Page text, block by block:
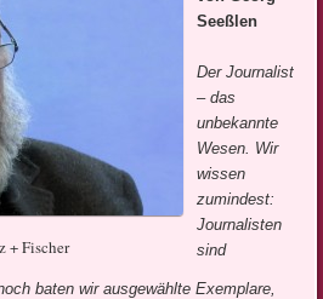
+ Fischer
Seeßlen
Der Journalist
– das
unbekannte
Wesen. Wir
wissen
zumindest:
Journalisten
sind
baten wir ausgewählte Exemplare,